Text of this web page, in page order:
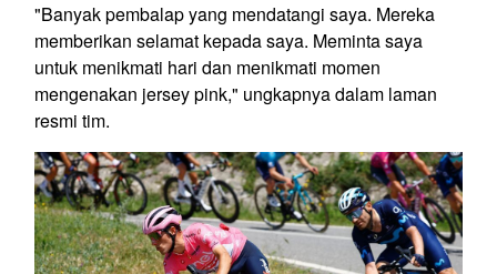
"Banyak pembalap yang mendatangi saya. Mereka
memberikan selamat kepada saya. Meminta saya
untuk menikmati hari dan menikmati momen
mengenakan jersey pink," ungkapnya dalam laman
resmi tim.